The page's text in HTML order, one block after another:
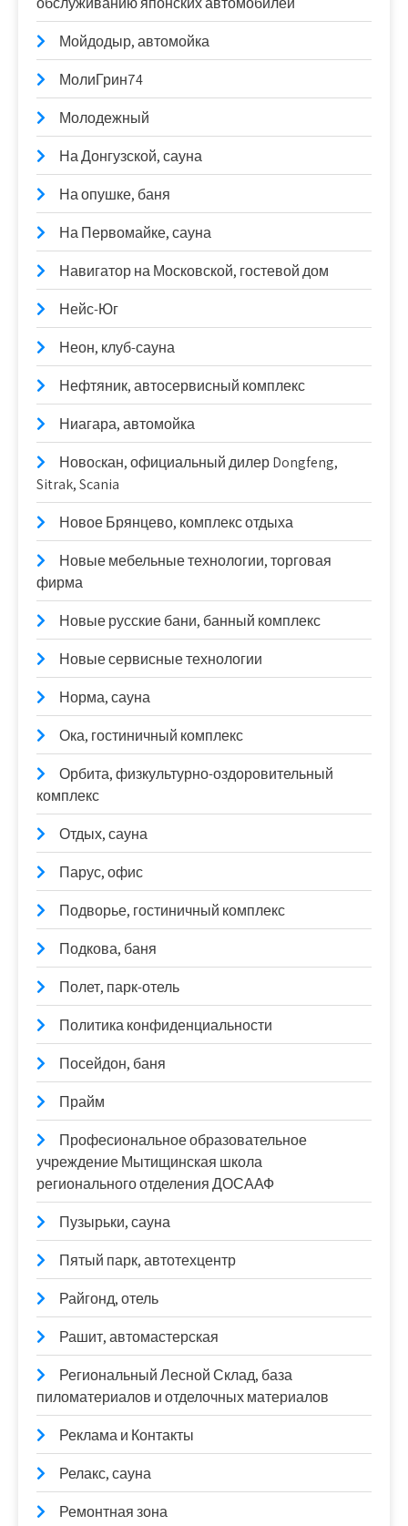
Мойдодыр, автомойка
МолиГрин74
Молодежный
На Донгузской, сауна
На опушке, баня
На Первомайке, сауна
Навигатор на Московской, гостевой дом
Нейс-Юг
Неон, клуб-сауна
Нефтяник, автосервисный комплекс
Ниагара, автомойка
Новоcкан, официальный дилер Dongfeng,
Sitrak, Scania
Новое Брянцево, комплекс отдыха
Новые мебельные технологии, торговая
фирма
Новые русские бани, банный комплекс
Новые сервисные технологии
Норма, сауна
Ока, гостиничный комплекс
Орбита, физкультурно-оздоровительный
комплекс
Отдых, сауна
Парус, офис
Подворье, гостиничный комплекс
Подкова, баня
Полет, парк-отель
Политика конфиденциальности
Посейдон, баня
Прайм
Професиональное образовательное
учреждение Мытищинская школа
регионального отделения ДОСААФ
Пузырьки, сауна
Пятый парк, автотехцентр
Райгонд, отель
Рашит, автомастерская
Региональный Лесной Склад, база
пиломатериалов и отделочных материалов
Реклама и Контакты
Релакс, сауна
Ремонтная зона